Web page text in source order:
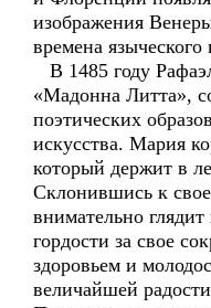
изображения
времена
В 1485 году
«Мадонна Литта»,
поэтических
искусства. Мария
который держит в
Склонившись к
внимательно
гордости за свое
здоровьем и
величайшей